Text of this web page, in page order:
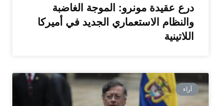
درع عقيدة مونرو: الموجة الغاضبة
والنظام الاستعماري الجديد في أميركا
اللاتينية
آراء